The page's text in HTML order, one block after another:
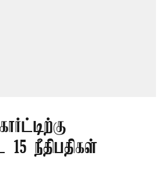
15 நீதிபதிகள்